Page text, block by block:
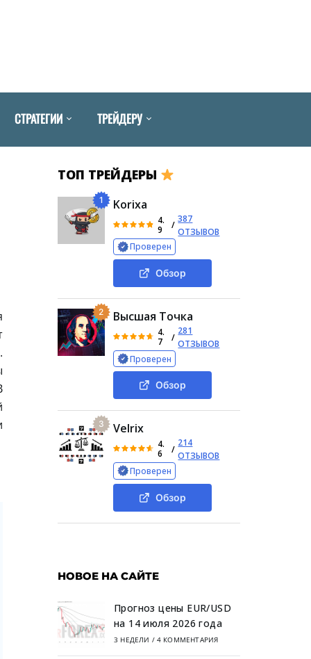
СТРАТЕГИИ ТРЕЙДЕРУ
ТОП ТРЕЙДЕРЫ
1 Korixa
4.
9
/
387
ОТЗЫВОВ
Проверен
Обзор
2 Высшая Точка
4.
7
/
281
ОТЗЫВОВ
Проверен
Обзор
3 Velrix
4.
6
/
214
ОТЗЫВОВ
Проверен
Обзор
НОВОЕ НА САЙТЕ
Прогноз цены EUR/USD
на 14 июля 2026 года
3 НЕДЕЛИ / 4 КОММЕНТАРИЯ